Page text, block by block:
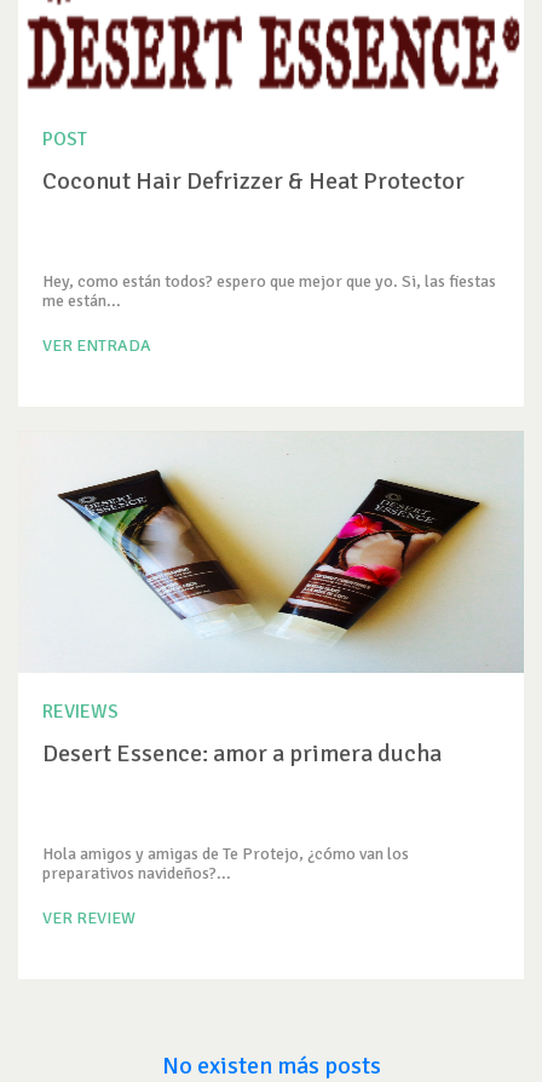
POST
Coconut Hair Defrizzer & Heat Protector
Hey, como están todos? espero que mejor que yo. Si, las fiestas
me están...
VER ENTRADA
REVIEWS
Desert Essence: amor a primera ducha
Hola amigos y amigas de Te Protejo, ¿cómo van los
preparativos navideños?...
VER REVIEW
No existen más posts